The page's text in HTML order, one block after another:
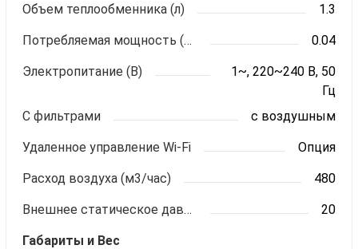
Объем теплообменника (л) 1.3
Потребляемая мощность (кВт) 0.04
Электропитание (В)
1~, 220~240 В, 50
Гц
С фильтрами
с воздушным
Удаленное управление Wi-Fi Опция
Расход воздуха (м3/час) 480
Внешнее статическое давление (Па) 20
Габариты и Вес